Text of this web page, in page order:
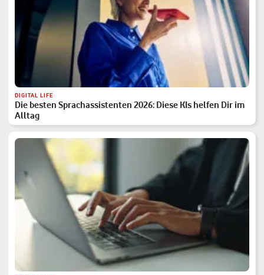
DIGITAL LIFE
Die besten Sprachassistenten 2026: Diese KIs helfen Dir im
Alltag